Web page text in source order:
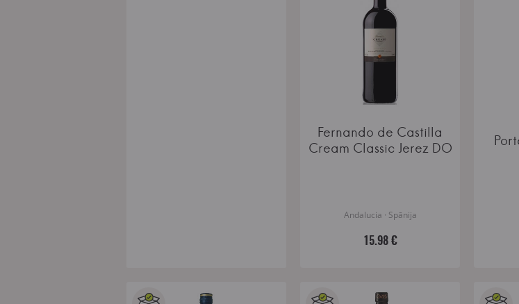
Fernando de Castilla
Cream Classic Jerez DO
Andalucia · Spānija
15.98 €